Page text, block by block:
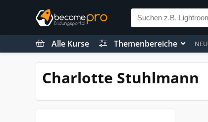
Alle Kurse Themenbereiche NEU
Charlotte Stuhlmann